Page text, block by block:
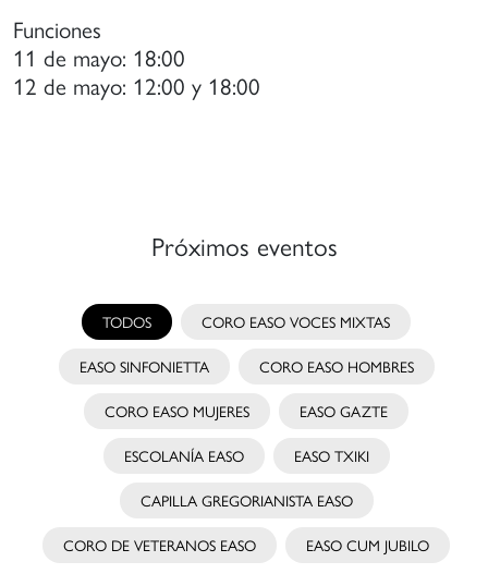
Funciones
11 de mayo: 18:00
12 de mayo: 12:00 y 18:00
Próximos eventos
TODOS CORO EASO VOCES MIXTAS
EASO SINFONIETTA CORO EASO HOMBRES
CORO EASO MUJERES EASO GAZTE
ESCOLANÍA EASO EASO TXIKI
CAPILLA GREGORIANISTA EASO
CORO DE VETERANOS EASO EASO CUM JUBILO